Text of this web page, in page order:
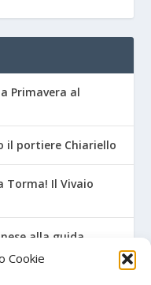
Cookie
Primavera al
il portiere Chiariello
Torma! Il Vivaio
alla guida